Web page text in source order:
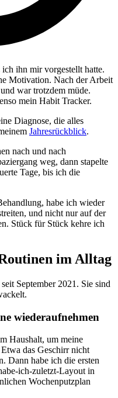
ihn mir vorgestellt hatte.
Motivation. Nach der Arbeit
war trotzdem müde.
mein Habit Tracker.
Diagnose, die alles
Jahresrückblick.
nach und nach
weg, dann stapelte
Tage, bis ich die
habe ich wieder
und nicht nur auf der
Stück für Stück kehre ich
im Alltag
September 2021. Sie sind
wiederaufnehmen
Haushalt, um meine
das Geschirr nicht
Dann habe ich die ersten
ich-zuletzt-Layout in
Wochenputzplan